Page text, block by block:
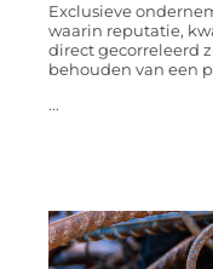
Exclusieve
waarin reputatie,
direct gecorreleerd
behouden van een
...